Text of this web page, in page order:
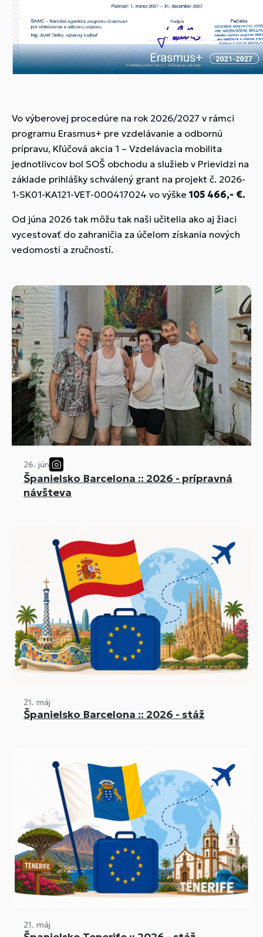
Vo výberovej procedúre na rok 2026/2027 v rámci
programu Erasmus+ pre vzdelávanie a odbornú
prípravu, Kľúčová akcia 1 – Vzdelávacia mobilita
jednotlivcov bol SOŠ obchodu a služieb v Prievidzi na
základe prihlášky schválený grant na projekt č. 2026-
1-SK01-KA121-VET-000417024 vo výške 105 466,- €.
Od júna 2026 tak môžu tak naši učitelia ako aj žiaci
vycestovať do zahraničia za účelom získania nových
vedomostí a zručností.
26. jún
Španielsko Barcelona :: 2026 - prípravná
návšteva
21. máj
Španielsko Barcelona :: 2026 - stáž
21. máj